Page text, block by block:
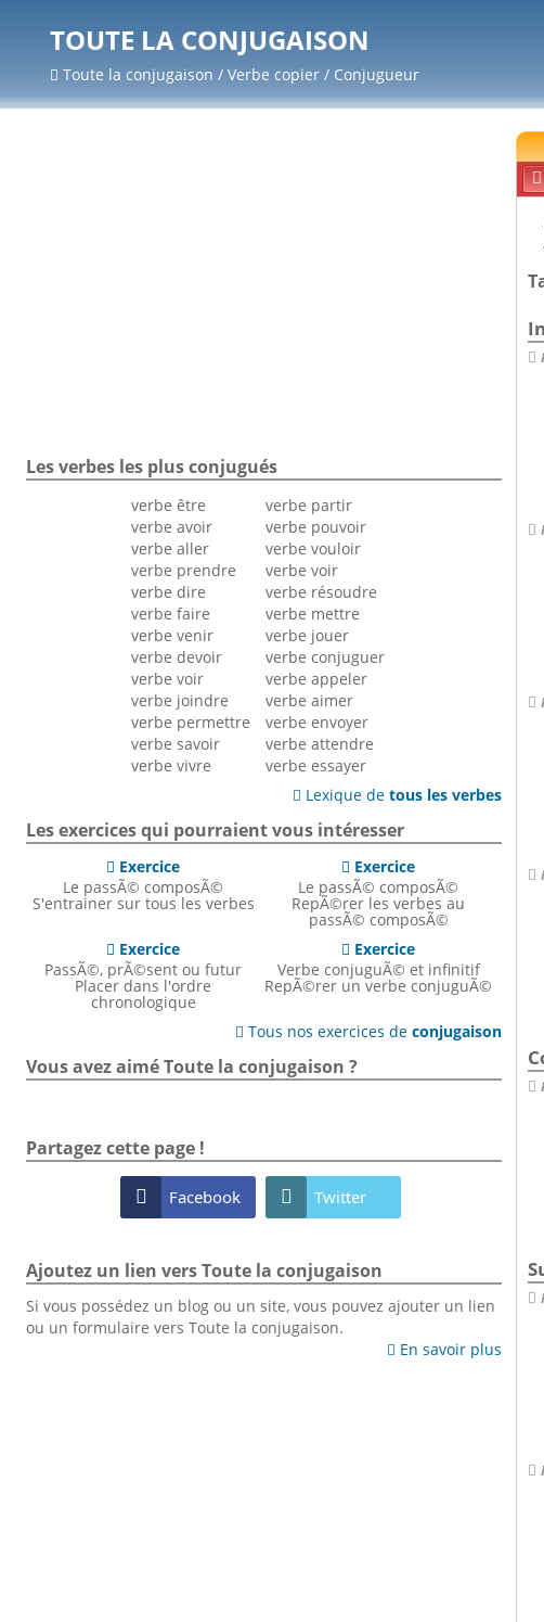
TOUTE LA CONJUGAISON
Toute la conjugaison / Verbe copier / Conjugueur

Les verbes les plus conjugués
verbe être
verbe avoir
verbe aller
verbe prendre
verbe dire
verbe faire
verbe venir
verbe devoir
verbe voir
verbe joindre
verbe permettre
verbe savoir
verbe vivre
verbe partir
verbe pouvoir
verbe vouloir
verbe voir
verbe résoudre
verbe mettre
verbe jouer
verbe conjuguer
verbe appeler
verbe aimer
verbe envoyer
verbe attendre
verbe essayer
 Lexique detous les verbes
Les exercices qui pourraient vous intéresser
 Exercice
Le passÃ© composÃ©
S'entrainer sur tous les verbes
 Exercice
Le passÃ© composÃ©
RepÃ©rer les verbes au
passÃ© composÃ©
 Exercice
PassÃ©, prÃ©sent ou futur
Placer dans l'ordre
chronologique
 Exercice
Verbe conjuguÃ© et infinitif
RepÃ©rer un verbe conjuguÃ©
 Tous nos exercices deconjugaison
Vous avez aimé Toute la conjugaison ?
Partagez cette page !
 Facebook  Twitter
Ajoutez un lien vers Toute la conjugaison
Si vous possédez un blog ou un site, vous pouvez ajouter un lien
ou un formulaire vers Toute la conjugaison.
 En savoir plus